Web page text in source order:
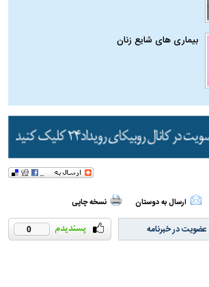
بیماری‌ های شایع زنان
ارسال به دوستان نسخه چاپی
0 عضویت در خبرنامه